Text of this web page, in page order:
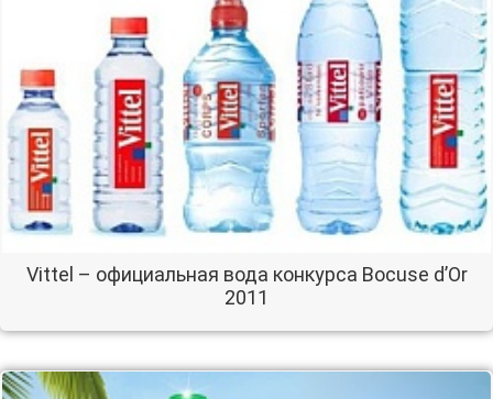
Vittel – официальная вода конкурса Bocuse d’Or
2011